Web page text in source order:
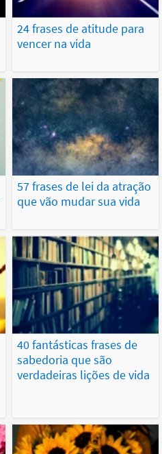
24 frases de atitude para
vencer na vida
57 frases de lei da atração
que vão mudar sua vida
40 fantásticas frases de
sabedoria que são
verdadeiras lições de vida